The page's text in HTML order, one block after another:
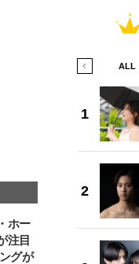
ホー
注目
グが
ALL
やら後ろの男が
好きらしい」放
えたんです」
BOYを選ぶ
ィション